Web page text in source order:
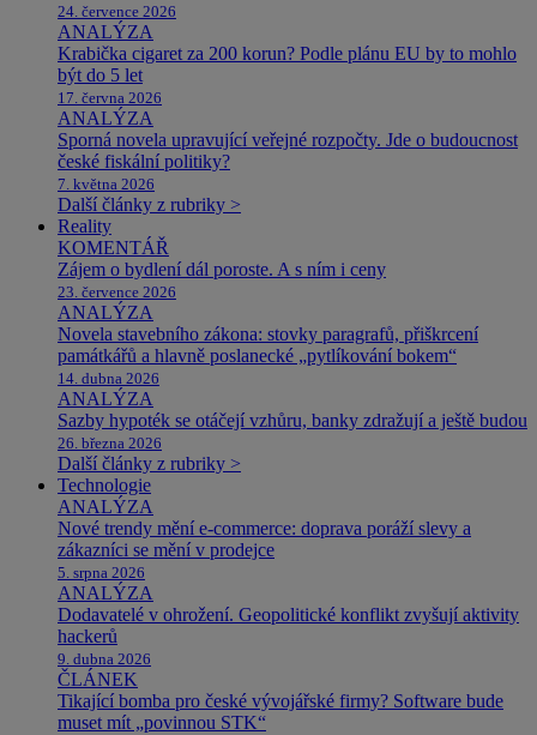
24. července 2026
ANALÝZA
Krabička cigaret za 200 korun? Podle plánu EU by to mohlo
být do 5 let
17. června 2026
ANALÝZA
Sporná novela upravující veřejné rozpočty. Jde o budoucnost
české fiskální politiky?
7. května 2026
Další články z rubriky >
Reality
KOMENTÁŘ
Zájem o bydlení dál poroste. A s ním i ceny
23. července 2026
ANALÝZA
Novela stavebního zákona: stovky paragrafů, přiškrcení
památkářů a hlavně poslanecké „pytlíkování bokem“
14. dubna 2026
ANALÝZA
Sazby hypoték se otáčejí vzhůru, banky zdražují a ještě budou
26. března 2026
Další články z rubriky >
Technologie
ANALÝZA
Nové trendy mění e-commerce: doprava poráží slevy a
zákazníci se mění v prodejce
5. srpna 2026
ANALÝZA
Dodavatelé v ohrožení. Geopolitické konflikt zvyšují aktivity
hackerů
9. dubna 2026
ČLÁNEK
Tikající bomba pro české vývojářské firmy? Software bude
muset mít „povinnou STK“